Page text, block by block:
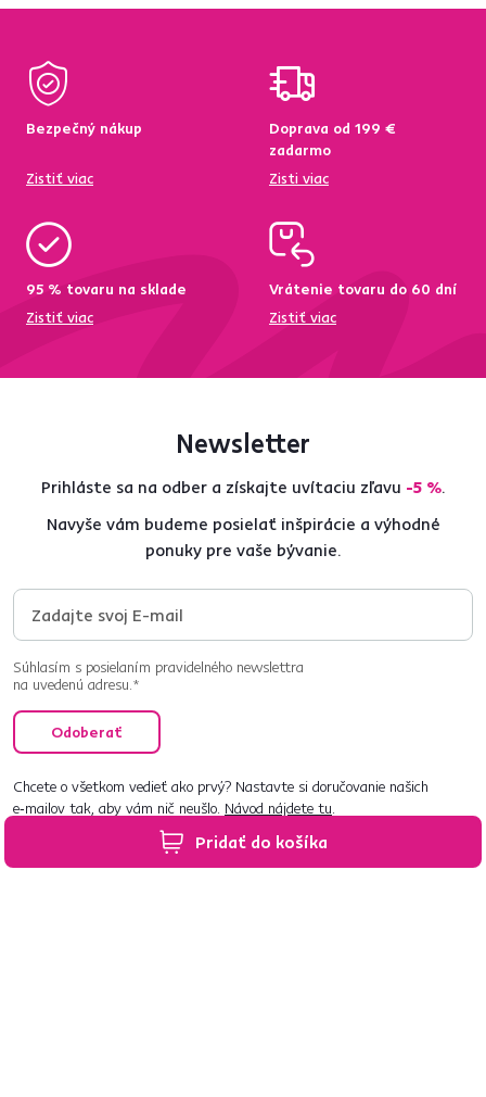
Pridať do košíka
Bezpečný nákup
Zistiť viac
Doprava od 199 €
zadarmo
Zisti viac
95 % tovaru na sklade
Zistiť viac
Vrátenie tovaru do 60 dní
Zistiť viac
Newsletter
Prihláste sa na odber a získajte uvítaciu zľavu -5 %.
Navyše vám budeme posielať inšpirácie a výhodné
ponuky pre vaše bývanie.
Súhlasím s posielaním pravidelného newslettra
na uvedenú adresu.*
Odoberať
Chcete o všetkom vedieť ako prvý? Nastavte si doručovanie našich
e‑mailov tak, aby vám nič neušlo. Návod nájdete tu.